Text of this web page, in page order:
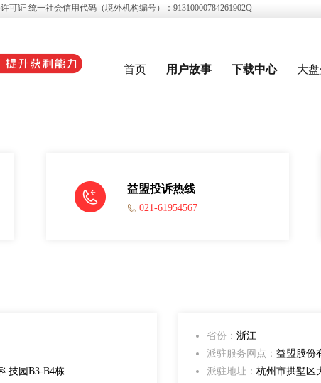
可证 统一社会信用代码（境外机构编号）：91310000784261902Q
首页 用户故事 下载中心 大
益盟投诉热线
021-61954567
技园B3-B4栋
省份： 浙江
派驻服务网点： 益盟股份
派驻地址： 杭州市拱墅区